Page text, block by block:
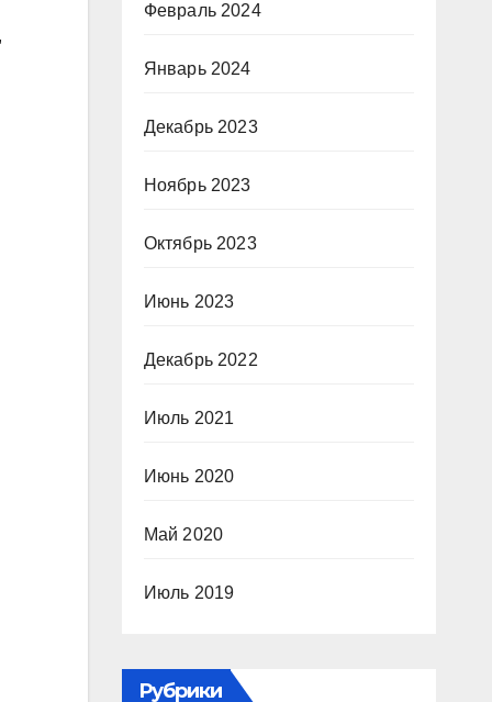
Февраль 2024
Январь 2024
Декабрь 2023
Ноябрь 2023
Октябрь 2023
Июнь 2023
Декабрь 2022
Июль 2021
Июнь 2020
Май 2020
Июль 2019
Рубрики